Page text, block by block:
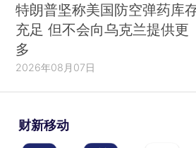
特朗普坚称美国防空弹药库
充足 但不会向乌克兰提供更
多
2026年08月07日
财新移动